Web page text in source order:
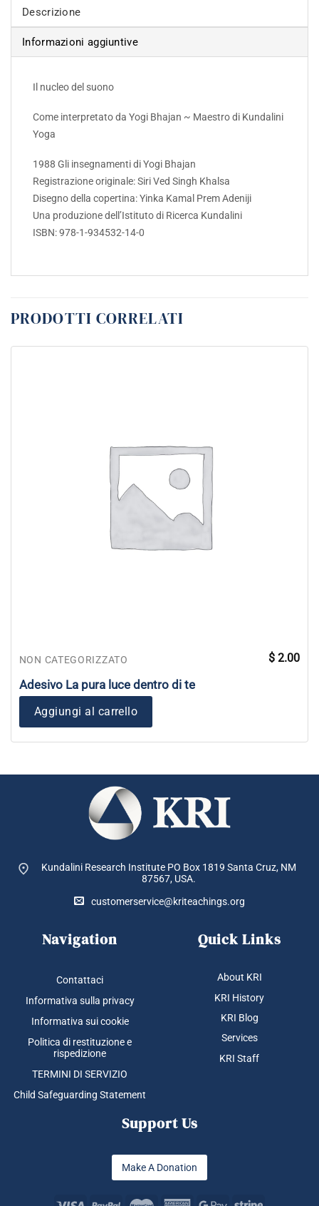
Descrizione
Informazioni aggiuntive
Il nucleo del suono
Come interpretato da Yogi Bhajan ~ Maestro di Kundalini
Yoga
1988 Gli insegnamenti di Yogi Bhajan
Registrazione originale: Siri Ved Singh Khalsa
Disegno della copertina: Yinka Kamal Prem Adeniji
Una produzione dell’Istituto di Ricerca Kundalini
ISBN: 978-1-934532-14-0
PRODOTTI CORRELATI
NON CATEGORIZZATO
Adesivo La pura luce dentro di te
$ 2.00
Aggiungi al carrello
Kundalini Research Institute PO Box 1819 Santa Cruz, NM
87567, USA.
customerservice@kriteachings.org
Navigation
Contattaci
Informativa sulla privacy
Informativa sui cookie
Politica di restituzione e
rispedizione
TERMINI DI SERVIZIO
Child Safeguarding Statement
Quick Links
About KRI
KRI History
KRI Blog
Services
KRI Staff
Support Us
Make A Donation